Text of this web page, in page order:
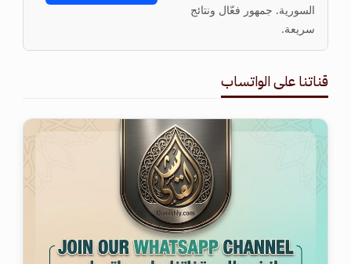
السورية. جمهور فعّال ونتائج
سريعة.
قناتنا على الواتساب